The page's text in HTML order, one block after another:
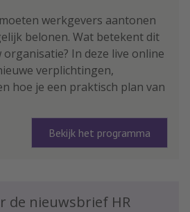
werkgevers aantonen
belonen. Wat betekent dit
In deze live online
verplichtingen,
hoe je een praktisch plan van
Bekijk het programma
de nieuwsbrief HR